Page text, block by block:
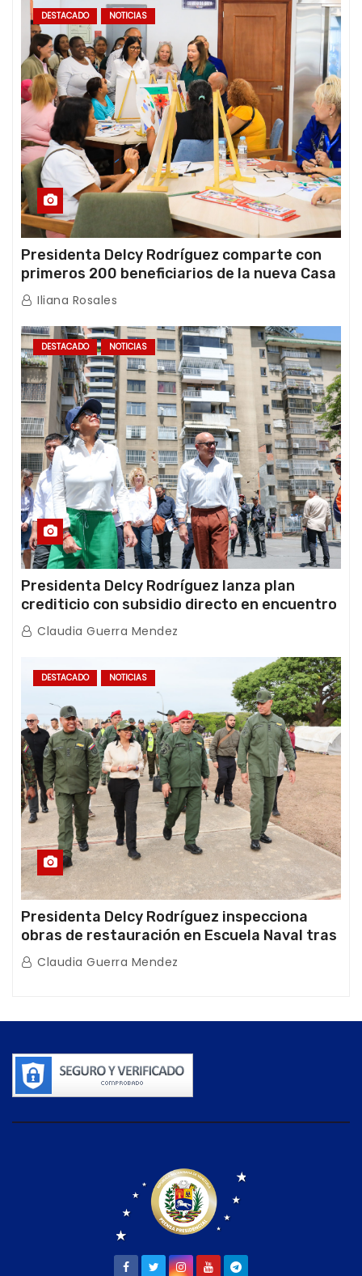
DESTACADO NOTICIAS
Presidenta Delcy Rodríguez comparte con
primeros 200 beneficiarios de la nueva Casa
de los Abuelos “La Primavera” en Caracas
Iliana Rosales
DESTACADO NOTICIAS
Presidenta Delcy Rodríguez lanza plan
crediticio con subsidio directo en encuentro
con Juntas de Condominio
Claudia Guerra Mendez
DESTACADO NOTICIAS
Presidenta Delcy Rodríguez inspecciona
obras de restauración en Escuela Naval tras
afectaciones sísmicas en La Guaira
Claudia Guerra Mendez